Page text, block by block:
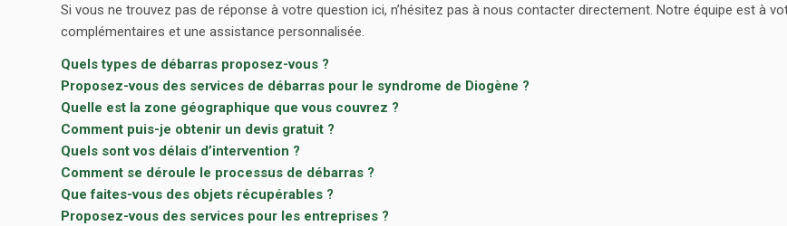
Si vous ne trouvez pas de réponse à votre question ici, n’hésitez pas à nous contacter directement. Notre équipe est à
complémentaires et une assistance personnalisée.
Quels types de débarras proposez-vous ?
Proposez-vous des services de débarras pour le syndrome de Diogène ?
Quelle est la zone géographique que vous couvrez ?
Comment puis-je obtenir un devis gratuit ?
Quels sont vos délais d’intervention ?
Comment se déroule le processus de débarras ?
Que faites-vous des objets récupérables ?
Proposez-vous des services pour les entreprises ?